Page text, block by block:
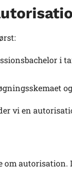
i
vi en
om